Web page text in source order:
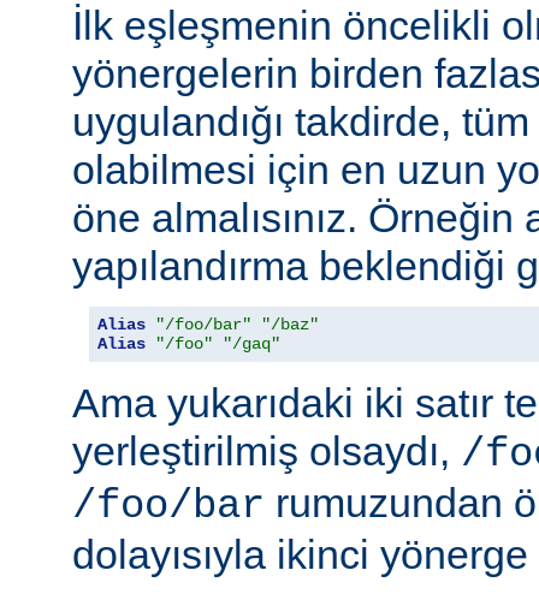
İlk eşleşmenin öncelikli
yönergelerin birden
uygulandığı takdirde,
olabilmesi için en uzun
öne almalısınız. Örneğin
yapılandırma beklendiği
Alias "/foo/bar"
"/baz"
Alias
"/foo" "/gaq"
Ama yukarıdaki iki satır
yerleştirilmiş olsaydı, /
/foo/bar rumuzundan
dolayısıyla ikinci yönerge